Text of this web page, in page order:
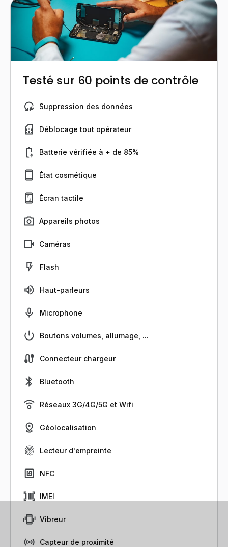
Testé sur 60 points de contrôle
Suppression des données
Déblocage tout opérateur
Batterie vérifiée à + de 85%
État cosmétique
Écran tactile
Appareils photos
Caméras
Flash
Haut-parleurs
Microphone
Boutons volumes, allumage, ...
Connecteur chargeur
Bluetooth
Réseaux 3G/4G/5G et Wifi
Géolocalisation
Lecteur d'empreinte
NFC
IMEI
Vibreur
Capteur de proximité